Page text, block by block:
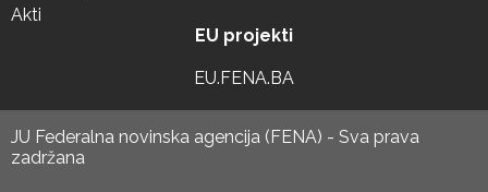
Akti
EU projekti
EU.FENA.BA
JU Federalna novinska agencija (FENA) - Sva prava
zadržana